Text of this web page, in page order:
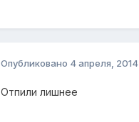
Опубликовано 4 апреля, 2014
Отпили лишнее